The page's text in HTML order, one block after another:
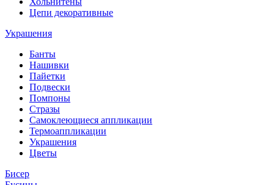
Цепи декоративные
Украшения
Банты
Нашивки
Пайетки
Подвески
Помпоны
Стразы
Самоклеющиеся аппликации
Термоаппликации
Украшения
Цветы
Бисер